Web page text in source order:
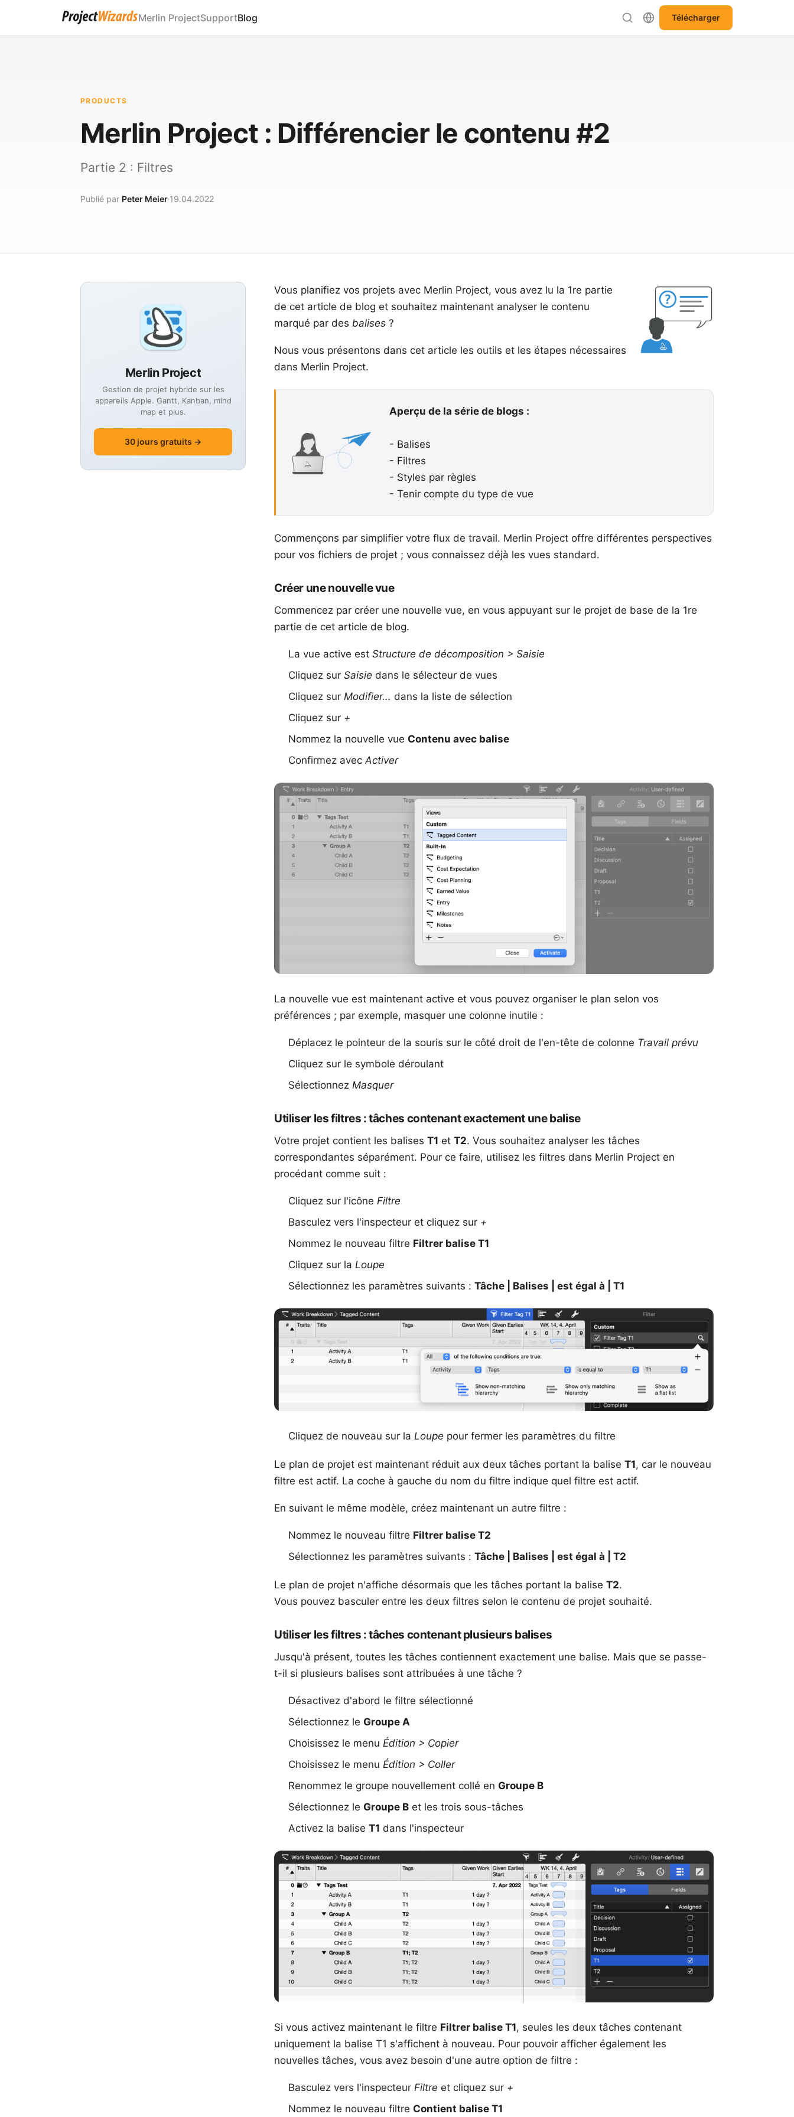
Merlin ProjectSupportBlog Télécharger
PRODUCTS
Merlin Project : Différencier le contenu #2
Partie 2 : Filtres
Publié par Peter Meier 19.04.2022
Merlin Project
Gestion de projet hybride sur les
appareils Apple. Gantt, Kanban, mind
map et plus.
30 jours gratuits →
Vous planifiez vos projets avec Merlin Project, vous avez lu la 1re partie
de cet article de blog et souhaitez maintenant analyser le contenu
marqué par des balises ?
Nous vous présentons dans cet article les outils et les étapes nécessaires
dans Merlin Project.
Aperçu de la série de blogs :
- Balises
- Filtres
- Styles par règles
- Tenir compte du type de vue
Commençons par simplifier votre flux de travail. Merlin Project offre différentes perspectives
pour vos fichiers de projet ; vous connaissez déjà les vues standard.
Créer une nouvelle vue
Commencez par créer une nouvelle vue, en vous appuyant sur le projet de base de la 1re
partie de cet article de blog.
La vue active est Structure de décomposition > Saisie
Cliquez sur Saisie dans le sélecteur de vues
Cliquez sur Modifier... dans la liste de sélection
Cliquez sur +
Nommez la nouvelle vue Contenu avec balise
Confirmez avecActiver
La nouvelle vue est maintenant active et vous pouvez organiser le plan selon vos
préférences ; par exemple, masquer une colonne inutile :
Déplacez le pointeur de la souris sur le côté droit de l'en-tête de colonne Travail prévu
Cliquez sur le symbole déroulant
Sélectionnez Masquer
Utiliser les filtres : tâches contenant exactement une balise
Votre projet contient les balises T1 et T2. Vous souhaitez analyser les tâches
correspondantes séparément. Pour ce faire, utilisez les filtres dans Merlin Project en
procédant comme suit :
Cliquez sur l'icône Filtre
Basculez vers l'inspecteur et cliquez sur +
Nommez le nouveau filtre Filtrer balise T1
Cliquez sur la Loupe
Sélectionnez les paramètres suivants : Tâche | Balises | est égal à | T1
Cliquez de nouveau sur la Loupe pour fermer les paramètres du filtre
Le plan de projet est maintenant réduit aux deux tâches portant la balise T1, car le nouveau
filtre est actif. La coche à gauche du nom du filtre indique quel filtre est actif.
En suivant le même modèle, créez maintenant un autre filtre :
Nommez le nouveau filtre Filtrer balise T2
Sélectionnez les paramètres suivants : Tâche | Balises | est égal à | T2
Le plan de projet n'affiche désormais que les tâches portant la balise T2.
Vous pouvez basculer entre les deux filtres selon le contenu de projet souhaité.
Utiliser les filtres : tâches contenant plusieurs balises
Jusqu'à présent, toutes les tâches contiennent exactement une balise. Mais que se passe-
t-il si plusieurs balises sont attribuées à une tâche ?
Désactivez d'abord le filtre sélectionné
Sélectionnez le Groupe A
Choisissez le menu Édition > Copier
Choisissez le menu Édition > Coller
Renommez le groupe nouvellement collé en Groupe B
Sélectionnez le Groupe B et les trois sous-tâches
Activez la balise T1 dans l'inspecteur
Si vous activez maintenant le filtre Filtrer balise T1, seules les deux tâches contenant
uniquement la balise T1 s'affichent à nouveau. Pour pouvoir afficher également les
nouvelles tâches, vous avez besoin d'une autre option de filtre :
Basculez vers l'inspecteur Filtre et cliquez sur +
Nommez le nouveau filtre Contient balise T1